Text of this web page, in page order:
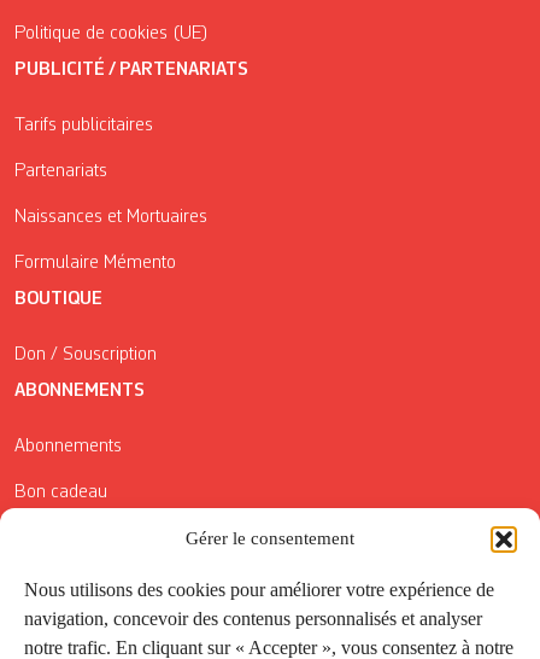
Gérer le consentement
Nous utilisons des cookies pour améliorer votre expérience de
navigation, concevoir des contenus personnalisés et analyser
notre trafic. En cliquant sur « Accepter », vous consentez à notre
Politique de cookies (UE)
PUBLICITÉ / PARTENARIATS
Tarifs publicitaires
Partenariats
Naissances et Mortuaires
Formulaire Mémento
BOUTIQUE
Don / Souscription
ABONNEMENTS
Abonnements
Bon cadeau
Conditions générales de vente
Réductions de la Carte Côté Courrier
Application